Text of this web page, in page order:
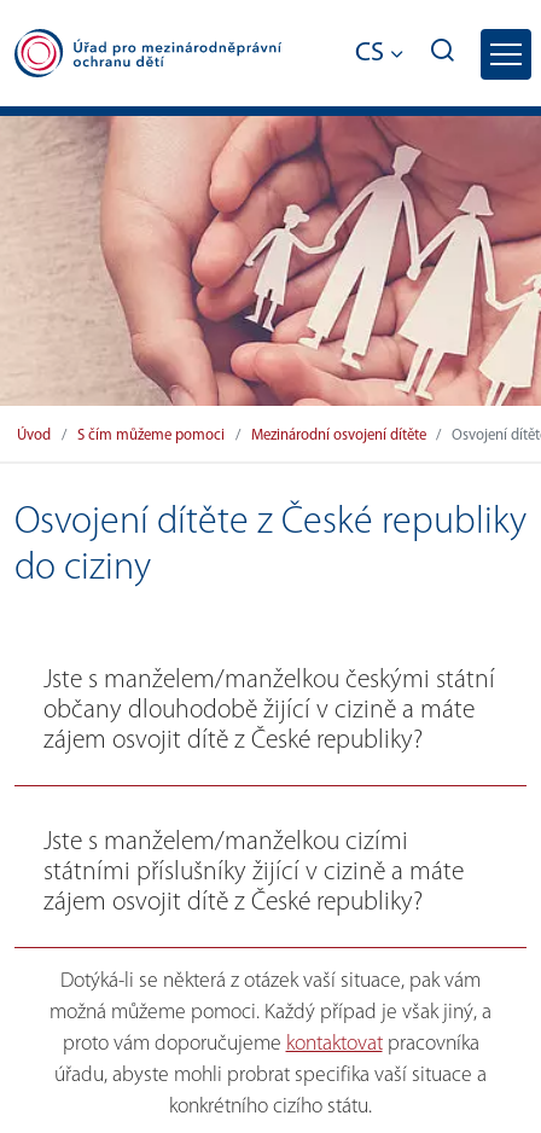
CS
Osvojení dítěte z České republiky do
Úvod S čím můžeme pomoci Mezinárodní osvojení dítěte Osvojení
Osvojení dítěte z České republiky
do ciziny
Jste s manželem/manželkou českými státní
občany dlouhodobě žijící v cizině a máte
zájem osvojit dítě z České republiky?
Jste s manželem/manželkou cizími
státními příslušníky žijící v cizině a máte
zájem osvojit dítě z České republiky?
Dotýká-li se některá z otázek vaší situace, pak vám
možná můžeme pomoci. Každý případ je však jiný, a
proto vám doporučujeme kontaktovatpracovníka
úřadu, abyste mohli probrat specifika vaší situace a
konkrétního cizího státu.